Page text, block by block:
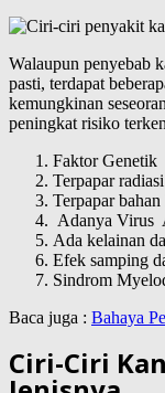
Walaupun penyebab
pasti, terdapat
kemungkinan
peningkat risiko
Faktor Genetik
Terpapar
Terpapar
Adanya Virus
Ada kelainan
Efek samping
Sindrom
Baca juga : Bahaya
Ciri-Ciri